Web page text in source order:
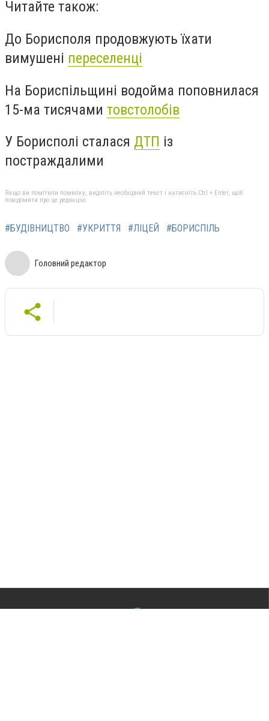
Читайте також:
До Борисполя продовжують їхати
вимушені переселенці
На Бориспільщині водойма поповнилася
15-ма тисячами товстолобів
У Борисполі сталася ДТП із
постраждалими
Якщо ви помітили помилку, виділіть необхідний текст і натисніть Ctrl + Enter, щоб
повідомити про це редакцію
#БУДІВНИЦТВО #УКРИТТЯ #ЛІЦЕЙ #БОРИСПІЛЬ
Головний редактор